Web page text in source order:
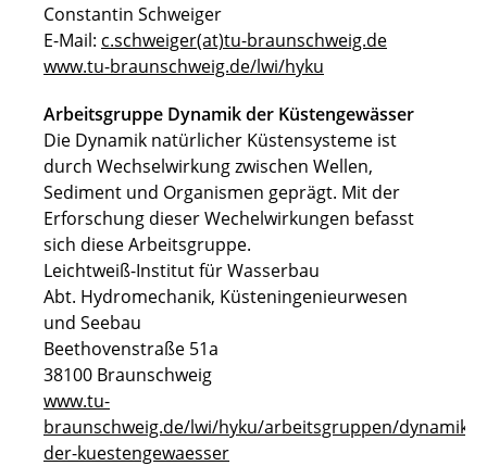
Constantin Schweiger
E-Mail: c.schweiger(at)tu-braunschweig.de
www.tu-braunschweig.de/lwi/hyku
Arbeitsgruppe Dynamik der Küstengewässer
Die Dynamik natürlicher Küstensysteme ist
durch Wechselwirkung zwischen Wellen,
Sediment und Organismen geprägt. Mit der
Erforschung dieser Wechelwirkungen befasst
sich diese Arbeitsgruppe.
Leichtweiß-Institut für Wasserbau
Abt. Hydromechanik, Küsteningenieurwesen
und Seebau
Beethovenstraße 51a
38100 Braunschweig
www.tu-
braunschweig.de/lwi/hyku/arbeitsgruppen/dynamik-
der-kuestengewaesser